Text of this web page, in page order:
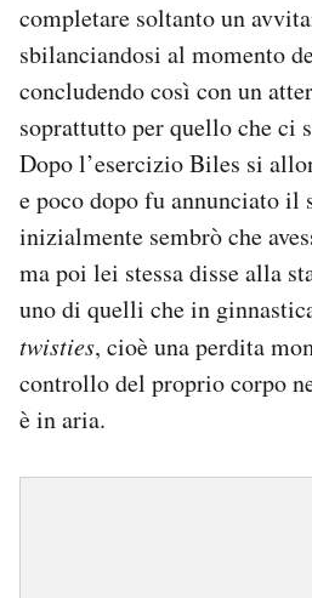
completare soltanto un
sbilanciandosi al momento
concludendo così con un
soprattutto per quello che ci
Dopo l’esercizio Biles si
e poco dopo fu annunciato il
inizialmente sembrò che
ma poi lei stessa disse alla
uno di quelli che in
twisties, cioè una perdita
controllo del proprio corpo
è in aria.